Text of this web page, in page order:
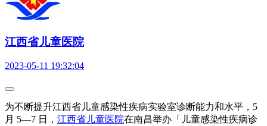
江西省儿童医院
2023-05-11 19:32:04
为不断提升江西省儿童感染性疾病实验室诊断能力和水平，5
月 5—7 日， 江西省儿童医院在南昌举办「儿童感染性疾病诊